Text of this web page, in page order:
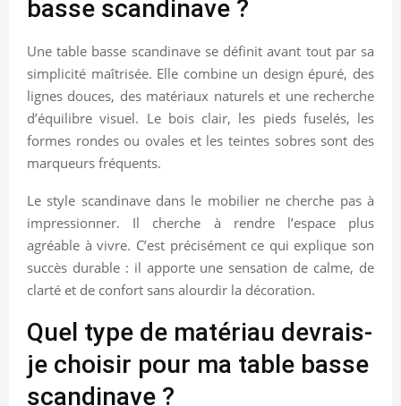
basse scandinave ?
Une table basse scandinave se définit avant tout par sa
simplicité maîtrisée. Elle combine un design épuré, des
lignes douces, des matériaux naturels et une recherche
d’équilibre visuel. Le bois clair, les pieds fuselés, les
formes rondes ou ovales et les teintes sobres sont des
marqueurs fréquents.
Le style scandinave dans le mobilier ne cherche pas à
impressionner. Il cherche à rendre l’espace plus
agréable à vivre. C’est précisément ce qui explique son
succès durable : il apporte une sensation de calme, de
clarté et de confort sans alourdir la décoration.
Quel type de matériau devrais-
je choisir pour ma table basse
scandinave ?